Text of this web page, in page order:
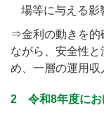
場等に与える影
⇒金利の動きを的
ながら、安全性
め、一層の運用
2 令和8年度にお